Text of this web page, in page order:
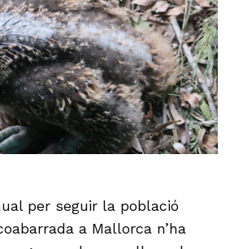
per seguir la població
a Mallorca n’ha